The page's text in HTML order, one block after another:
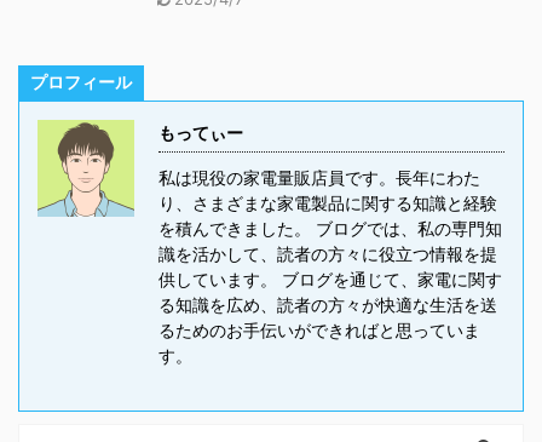
プロフィール
もってぃー
私は現役の家電量販店員です。長年にわた
り、さまざまな家電製品に関する知識と経験
を積んできました。 ブログでは、私の専門知
識を活かして、読者の方々に役立つ情報を提
供しています。 ブログを通じて、家電に関す
る知識を広め、読者の方々が快適な生活を送
るためのお手伝いができればと思っていま
す。